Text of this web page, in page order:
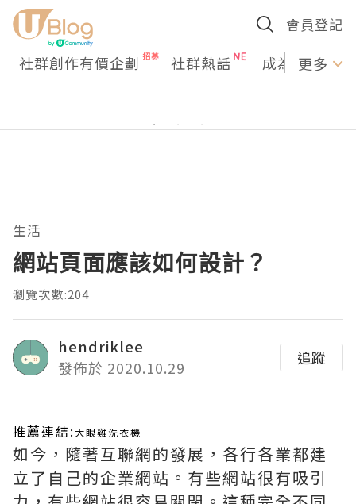
會員登記
社群創作有價企劃 社群熱話 成為U更多
生活
網站頁面應該如何設計？
瀏覽次數:204
hendriklee
發佈於 2020.10.29
追蹤
推薦連結: 大眼雞洗衣機
如今，隨著互聯網的發展，各行各業都建
立了自己的企業網站。有些網站很有吸引